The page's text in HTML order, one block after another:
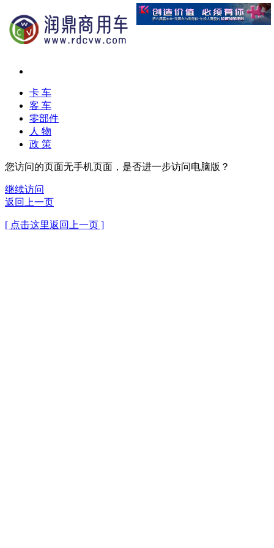
卡 车
客 车
零部件
人 物
政 策
您访问的页面无手机页面，是否进一步访问电脑版？
继续访问
返回上一页
[ 点击这里返回上一页 ]